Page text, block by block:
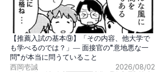
【推薦入試の基本⑨】「その内容、他大学で
も学べるのでは？」― 面接官の"意地悪な一
問"が本当に問うていること
西岡壱誠
2026/08/02